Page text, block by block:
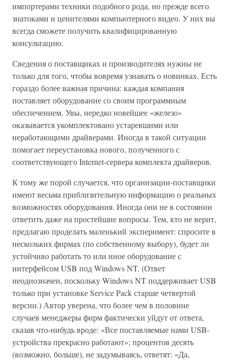
импортерами техники подобного рода, но прежде всего
знатоками и ценителями компьютерного видео. У них вы
всегда сможете получить квалифицированную
консультацию.
Сведения о поставщиках и производителях нужны не
только для того, чтобы вовремя узнавать о новинках. Есть
гораздо более важная причина: каждая компания
поставляет оборудование со своим программным
обеспечением. Увы, нередко новейшее «железо»
оказывается укомплектовано устаревшими или
неработающими драйверами. Иногда в такой ситуации
помогает переустановка нового, полученного с
соответствующего Internet-сервера комплекта драйверов.
К тому же порой случается, что организации-поставщики
имеют весьма приблизительную информацию о реальных
возможностях оборудования. Иногда они не в состоянии
ответить даже на простейшие вопросы. Тем, кто не верит,
предлагаю проделать маленький эксперимент: спросите в
нескольких фирмах (по собственному выбору), будет ли
устойчиво работать то или иное оборудование с
интерфейсом USB под Windows NT. (Ответ
неоднозначен, поскольку Windows NT поддерживает USB
только при установке Service Pack старше четвертой
версии.) Автор уверена, что более чем в половине
случаев менеджеры фирм фактически уйдут от ответа,
сказав что-нибудь вроде: «Все поставляемые нами USB-
устройства прекрасно работают»; процентов десять
(возможно, больше), не задумываясь, ответят: «Да,